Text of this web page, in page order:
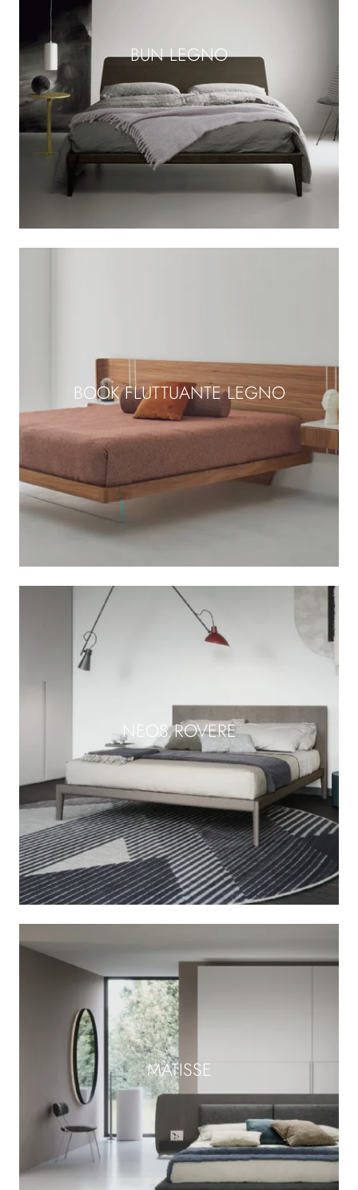
BUN LEGNO
BOOK FLUTTUANTE LEGNO
NEOS ROVERE
MATISSE